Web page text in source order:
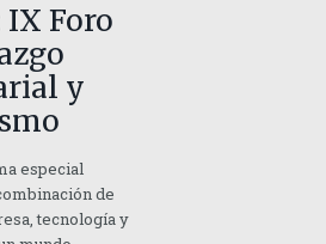
IX Foro
y
especial
de
tecnología y